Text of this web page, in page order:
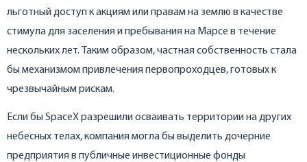
льготный доступ к акциям или правам на землю в качестве
стимула для заселения и пребывания на Марсе в течение
нескольких лет. Таким образом, частная собственность стала
бы механизмом привлечения первопроходцев, готовых к
чрезвычайным рискам.
Если бы SpaceX разрешили осваивать территории на других
небесных телах, компания могла бы выделить дочерние
предприятия в публичные инвестиционные фонды